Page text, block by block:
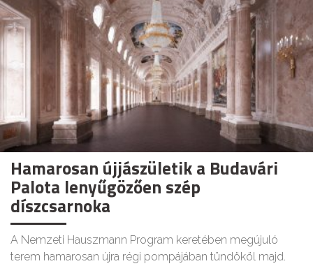
Hamarosan újjászületik a Budavári
Palota lenyűgözően szép
díszcsarnoka
A Nemzeti Hauszmann Program keretében megújuló
terem hamarosan újra régi pompájában tündököl majd.